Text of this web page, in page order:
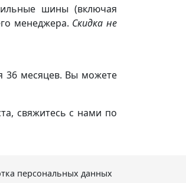
шины (включая
менеджера. Скидка не
36 месяцев. Вы можете
свяжитесь с нами по
персональных данных